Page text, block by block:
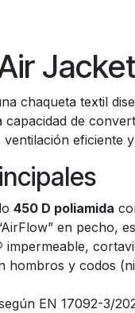
chaqueta textil
de
eficiente
450 D poliamida
en pecho,
impermeable,
hombros y codos
EN 17092-3/